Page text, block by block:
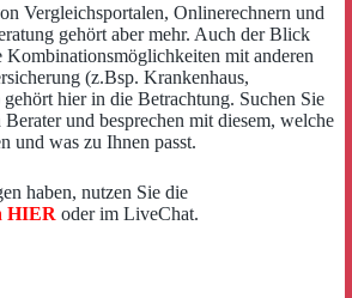
Vergleichsportalen, Onlinerechnern und
gehört aber mehr. Auch der Blick
Kombinationsmöglichkeiten mit anderen
(z.Bsp. Krankenhaus,
hier in die Betrachtung. Suchen Sie
und besprechen mit diesem, welche
und was zu Ihnen passt.
haben, nutzen Sie die
HIER oder im LiveChat.